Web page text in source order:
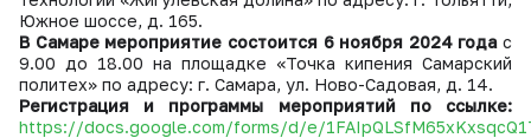
Южное шоссе, д. 165.
В Самаре мероприятие состоится 6 ноября 2024 годас
9.00 до 18.00 на площадке «Точка кипения Самарский
политех» по адресу: г. Самара, ул. Ново-Садовая, д. 14.
Регистрация и программы мероприятий по ссылке:
https://docs.google.com/forms/d/e/